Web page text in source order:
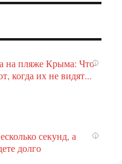
i
на пляже Крыма: Что
когда их не видят...
i
секунд, а
долго